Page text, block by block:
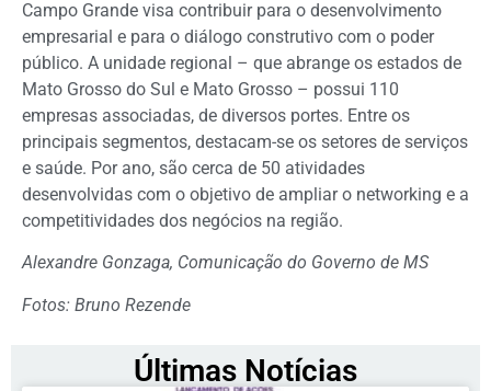
Campo Grande visa contribuir para o desenvolvimento
empresarial e para o diálogo construtivo com o poder
público. A unidade regional – que abrange os estados de
Mato Grosso do Sul e Mato Grosso – possui 110
empresas associadas, de diversos portes. Entre os
principais segmentos, destacam-se os setores de serviços
e saúde. Por ano, são cerca de 50 atividades
desenvolvidas com o objetivo de ampliar o networking e a
competitividades dos negócios na região.
Alexandre Gonzaga, Comunicação do Governo de MS
Fotos: Bruno Rezende
Últimas Notícias